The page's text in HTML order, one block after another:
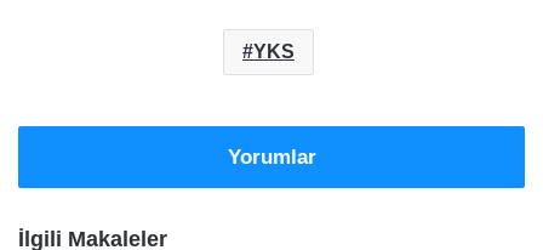
YKS
Yorumlar
İlgili Makaleler